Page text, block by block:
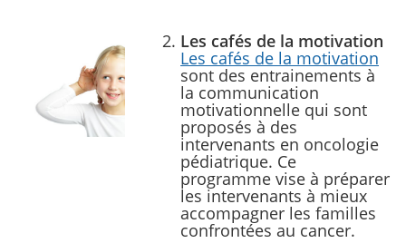
Les cafés de la motivation
Les cafés de la motivation
sont des entrainements à
la communication
motivationnelle qui sont
proposés à des
intervenants en oncologie
pédiatrique. Ce
programme vise à préparer
les intervenants à mieux
accompagner les familles
confrontées au cancer.